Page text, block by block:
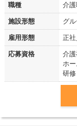
職種 介護
施設形態 グ
雇用形態 正社
応募資格
介
ホ
研